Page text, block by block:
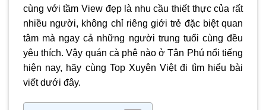
cùng với tầm View đẹp là nhu cầu thiết thực của rất
nhiều người, không chỉ riêng giới trẻ đặc biệt quan
tâm mà ngay cả những người trung tuổi cùng đều
yêu thích. Vậy quán cà phê nào ở Tân Phú nổi tiếng
hiện nay, hãy cùng Top Xuyên Việt đi tìm hiểu bài
viết dưới đây.